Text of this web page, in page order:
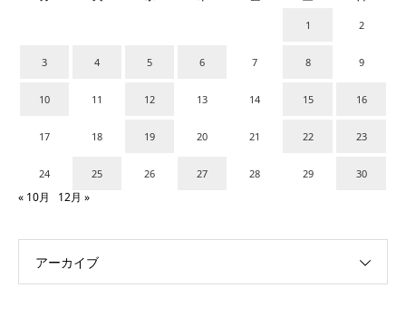
1 2
3 4 5 6 7 8 9
10 11 12 13 14 15 16
17 18 19 20 21 22 23
24 25 26 27 28 29 30
« 10月 12月 »
アーカイブ